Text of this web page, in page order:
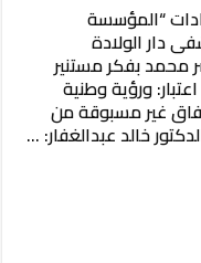
“المؤسسة
دار الولادة
محمد ​بفكر مستنير
ورؤية وطنية
غير مسبوقة من
خالد عبدالغفار: …